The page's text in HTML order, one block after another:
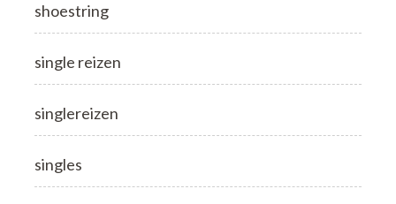
shoestring
single reizen
singlereizen
singles